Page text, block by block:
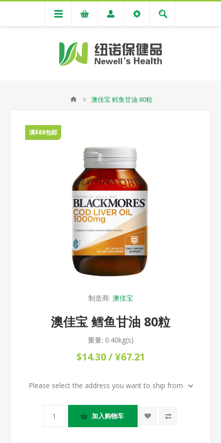
澳佳宝 鳕鱼甘油 80粒
满$88包邮
制造商: 澳佳宝
澳佳宝 鳕鱼甘油 80粒
重量: 0.40kg(s)
$14.30 / ¥67.21
Please select the address you want to ship from